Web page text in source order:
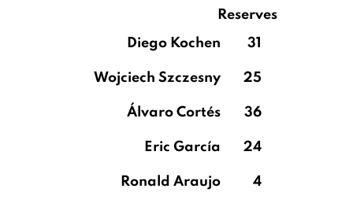
Reserves
Diego Kochen
31
Wojciech Szczesny 25
Álvaro Cortés 36
Eric García 24
Ronald Araujo 4